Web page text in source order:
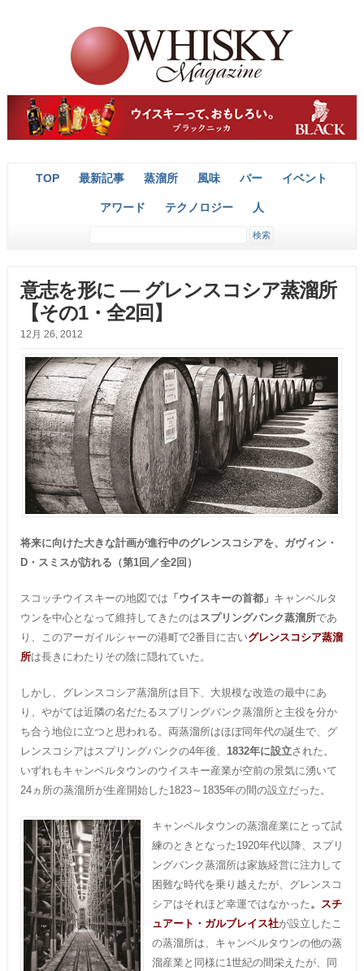
TOP 最新記事 蒸溜所 風味 バー イベント
アワード テクノロジー 人
意志を形に ― グレンスコシア蒸溜所
【その1・全2回】
12月 26, 2012
将来に向けた大きな計画が進行中のグレンスコシアを、ガヴィン・
D・スミスが訪れる（第1回／全2回）
スコッチウイスキーの地図では 「ウイスキーの首都」 キャンベルタ
ウンを中心となって維持してきたのはスプリングバンク蒸溜所であ
り、このアーガイルシャーの港町で2番目に古いグレンスコシア蒸溜
所は長きにわたりその陰に隠れていた。
しかし、グレンスコシア蒸溜所は目下、大規模な改造の最中にあ
り、やがては近隣の名だたるスプリングバンク蒸溜所と主役を分か
ち合う地位に立つと思われる。両蒸溜所はほぼ同年代の誕生で、グ
レンスコシアはスプリングバンクの4年後、 1832年に設立された。
いずれもキャンベルタウンのウイスキー産業が空前の景気に湧いて
24ヵ所の蒸溜所が生産開始した1823～1835年の間の設立だった。
キャンベルタウンの蒸溜産業にとって試
練のときとなった1920年代以降、スプリ
ングバンク蒸溜所は家族経営に注力して
困難な時代を乗り越えたが、グレンスコ
シアはそれほど幸運ではなかった。 スチ
ュアート・ガルブレイス社が設立したこ
の蒸溜所は、キャンベルタウンの他の蒸
溜産業と同様に1世紀の間栄えたが、同